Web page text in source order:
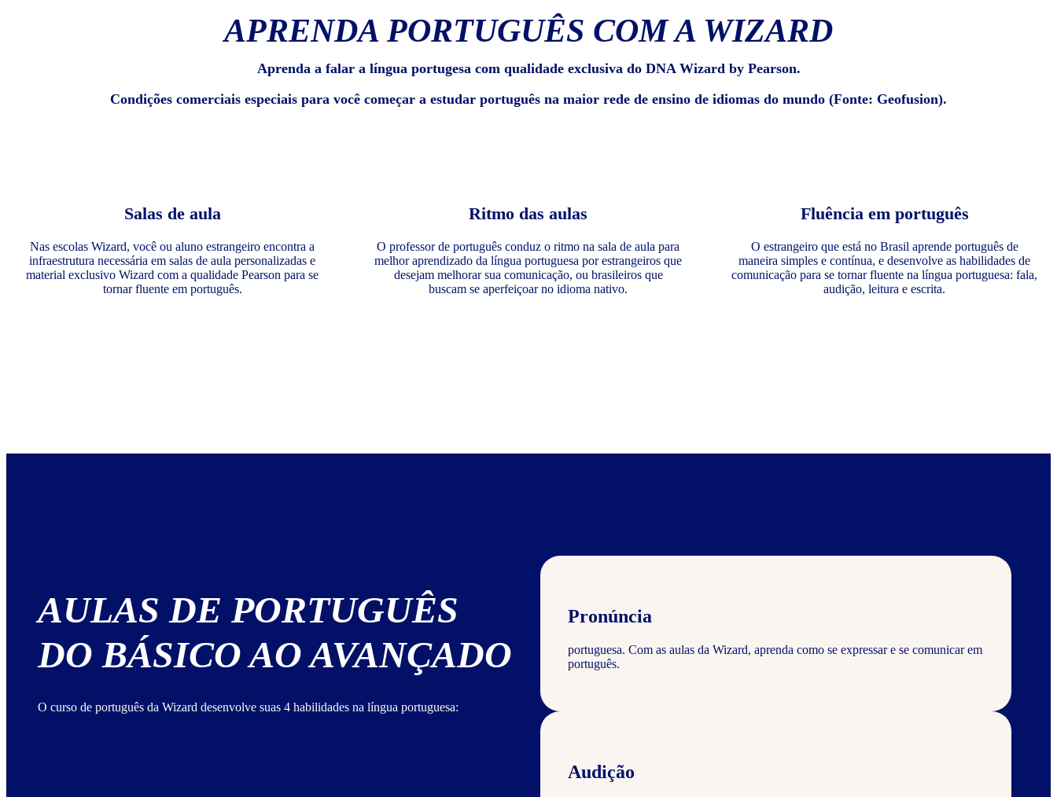
APRENDA PORTUGUÊS COM A WIZARD
Aprenda a falar a língua portugesa com qualidade exclusiva do DNA Wizard by Pearson.
Condições comerciais especiais para você começar a estudar português na maior rede de ensino de idiomas do mundo (Fonte: Geofusion).
Salas de aula
Nas escolas Wizard, você ou aluno estrangeiro encontra a
infraestrutura necessária em salas de aula personalizadas e
material exclusivo Wizard com a qualidade Pearson para se
tornar fluente em português.
Ritmo das aulas
O professor de português conduz o ritmo na sala de aula para
melhor aprendizado da língua portuguesa por estrangeiros que
desejam melhorar sua comunicação, ou brasileiros que
buscam se aperfeiçoar no idioma nativo.
Fluência em português
O estrangeiro que está no Brasil aprende português de
maneira simples e contínua, e desenvolve as habilidades de
comunicação para se tornar fluente na língua portuguesa: fala,
audição, leitura e escrita.
AULAS DE PORTUGUÊS
DO BÁSICO AO AVANÇADO
O curso de português da Wizard desenvolve suas 4 habilidades na língua portuguesa:
Pronúncia
portuguesa. Com as aulas da Wizard, aprenda como se expressar e se comunicar em
português.
Audição